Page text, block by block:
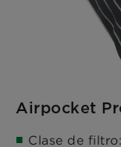
Airpocket
Clase de